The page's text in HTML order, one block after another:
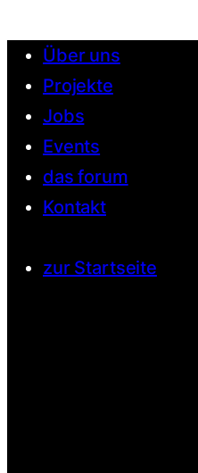
Über uns
Projekte
Jobs
Events
das forum
Kontakt
zur Startseite